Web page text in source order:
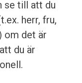
se till att du
herr, fru,
om det är
du är